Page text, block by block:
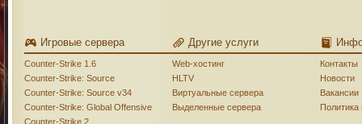
Игровые сервера
Counter-Strike 1.6
Counter-Strike: Source
Counter-Strike: Source v34
Counter-Strike: Global Offensive
Counter-Strike 2
Другие услуги
Web-хостинг
HLTV
Виртуальные сервера
Выделенные сервера
Контакты
Новости
Вакансии
Политика